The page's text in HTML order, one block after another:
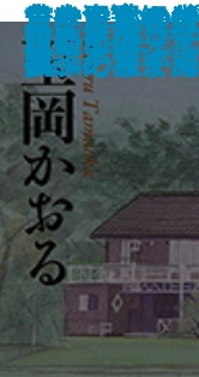
走らないの
NHK 気に
ローマ亡き
賊、そして
ローマ亡き
賊、そして
ビッチマグ
ご先祖様は
古代史謎解
国編―
とりあたま
今日もごち
ある一日
負けんとき
喜子の種ま
負けんとき
喜子の種ま
荻窪 シェア
日本海軍
参謀たちが
蛍の航跡―
山とそば
若き日本の
州への旅―
ローマ亡き
賊、そして
ローマ亡き
賊、そして
思い出のマ
自負と偏見